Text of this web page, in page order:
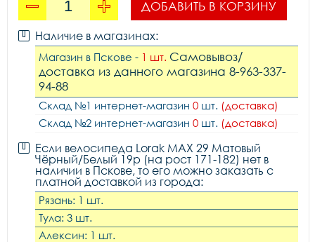
ДОБАВИТЬ В КОРЗИНУ
Наличие в магазинах:
Магазин в Пскове - 1 шт. Самовывоз/
доставка из данного магазина 8-963-337-
94-88
Склад №1 интернет-магазин 0 шт. (доставка)
Склад №2 интернет-магазин 0 шт. (доставка)
Если велосипеда Lorak MAX 29 Матовый
Чёрный/Белый 19р (на рост 171-182) нет в
наличии в Пскове, то его можно заказать с
платной доставкой из города:
Рязань: 1 шт.
Тула: 3 шт.
Алексин: 1 шт.